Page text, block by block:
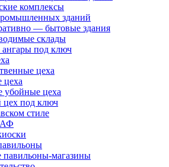
комплексы
зданий
— бытовые здания
склады
под ключ
цеха
цеха
убойные цеха
цех под ключ
стиле
павильоны-магазины